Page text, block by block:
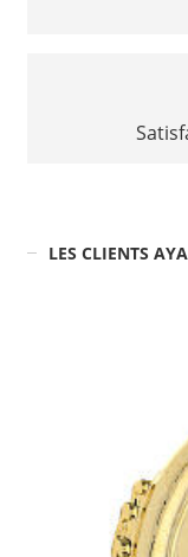
LES CLIENTS